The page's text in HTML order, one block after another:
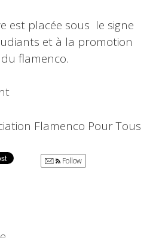
est placée sous le signe
et à la promotion
flamenco.
Flamenco Pour Tous
Follow